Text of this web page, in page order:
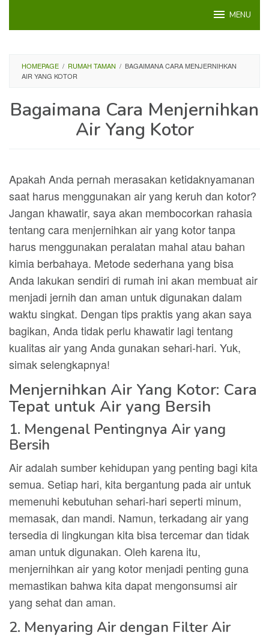
MENU
HOMEPAGE / RUMAH TAMAN / BAGAIMANA CARA MENJERNIHKAN
AIR YANG KOTOR
Bagaimana Cara Menjernihkan
Air Yang Kotor
Apakah Anda pernah merasakan ketidaknyamanan
saat harus menggunakan air yang keruh dan kotor?
Jangan khawatir, saya akan membocorkan rahasia
tentang cara menjernihkan air yang kotor tanpa
harus menggunakan peralatan mahal atau bahan
kimia berbahaya. Metode sederhana yang bisa
Anda lakukan sendiri di rumah ini akan membuat air
menjadi jernih dan aman untuk digunakan dalam
waktu singkat. Dengan tips praktis yang akan saya
bagikan, Anda tidak perlu khawatir lagi tentang
kualitas air yang Anda gunakan sehari-hari. Yuk,
simak selengkapnya!
Menjernihkan Air Yang Kotor: Cara
Tepat untuk Air yang Bersih
1. Mengenal Pentingnya Air yang
Bersih
Air adalah sumber kehidupan yang penting bagi kita
semua. Setiap hari, kita bergantung pada air untuk
memenuhi kebutuhan sehari-hari seperti minum,
memasak, dan mandi. Namun, terkadang air yang
tersedia di lingkungan kita bisa tercemar dan tidak
aman untuk digunakan. Oleh karena itu,
menjernihkan air yang kotor menjadi penting guna
memastikan bahwa kita dapat mengonsumsi air
yang sehat dan aman.
2. Menyaring Air dengan Filter Air